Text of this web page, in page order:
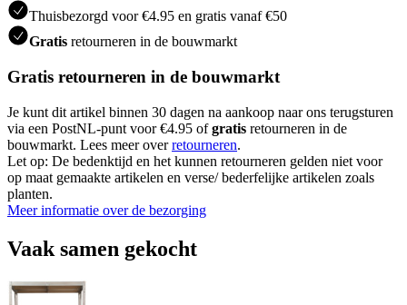
Thuisbezorgd voor €4.95 en gratis vanaf €50
Gratis retourneren in de bouwmarkt
Gratis retourneren in de bouwmarkt
Je kunt dit artikel binnen 30 dagen na aankoop naar ons terugsturen
via een PostNL-punt voor €4.95 ofgratis retourneren in de
bouwmarkt. Lees meer overretourneren.
Let op: De bedenktijd en het kunnen retourneren gelden niet voor
op maat gemaakte artikelen en verse/ bederfelijke artikelen zoals
planten.
Meer informatie over de bezorging
Vaak samen gekocht